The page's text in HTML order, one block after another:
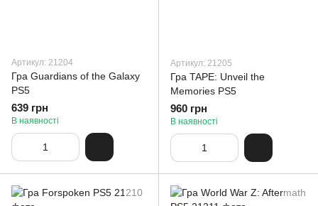
Артикул: 21204
Гра Guardians of the Galaxy
PS5
639 грн
В наявності
Артикул: 21205
Гра TAPE: Unveil the
Memories PS5
960 грн
В наявності